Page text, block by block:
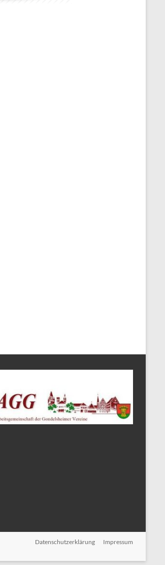
Datenschutzerklärung Impressum